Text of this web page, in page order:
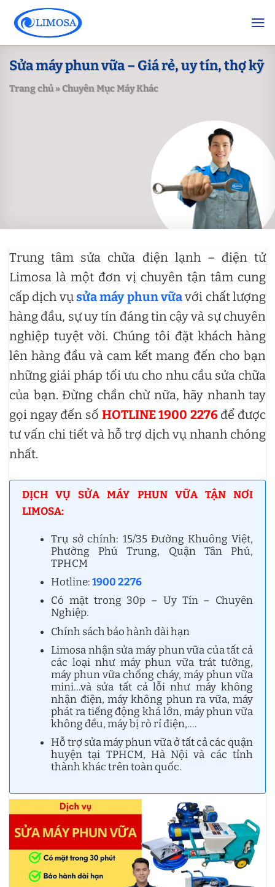
content
Sửa máy phun vữa – Giá rẻ, uy tín, thợ kỹ
Trang chủ»Chuyên Mục Máy Khác
Trung tâm sửa chữa điện lạnh – điện tử
Limosa là một đơn vị chuyên tận tâm cung
cấp dịch vụsửa máy phun vữavới chất lượng
hàng đầu, sự uy tín đáng tin cậy và sự chuyên
nghiệp tuyệt vời. Chúng tôi đặt khách hàng
lên hàng đầu và cam kết mang đến cho bạn
những giải pháp tối ưu cho nhu cầu sửa chữa
của bạn. Đừng chần chừ nữa, hãy nhanh tay
gọi ngay đến số HOTLINE 1900 2276để được
tư vấn chi tiết và hỗ trợ dịch vụ nhanh chóng
nhất.
DỊCH VỤ SỬA MÁY PHUN VỮA TẬN NƠI
LIMOSA:
Trụ sở chính: 15/35 Đường Khuông Việt,
Phường Phú Trung, Quận Tân Phú,
TPHCM
Hotline:1900 2276
Có mặt trong 30p – Uy Tín – Chuyên
Nghiệp.
Chính sách bảo hành dài hạn
Limosa nhận sửa máy phun vữa của tất cả
các loại như máy phun vữa trát tường,
máy phun vữa chống cháy, máy phun vữa
mini…và sửa tất cả lỗi như máy không
nhận điện, máy không phun ra vữa, máy
phát ra tiếng động khá lớn, máy phun vữa
không đều, máy bị rò rỉ điện,….
Hỗ trợ sửa máy phun vữa ở tất cả các quận
huyện tại TPHCM, Hà Nội và các tỉnh
thành khác trên toàn quốc.